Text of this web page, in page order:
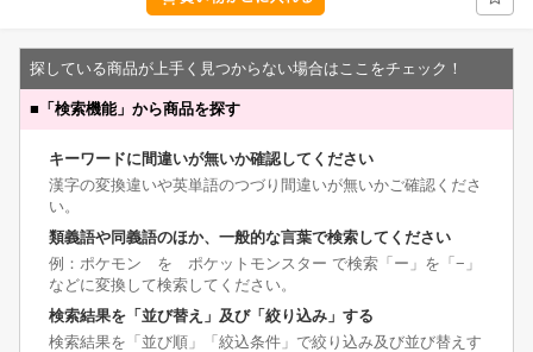
探している商品が上手く見つからない場合はここをチェック！
■ 「検索機能」から商品を探す
キーワードに間違いが無いか確認してください
漢字の変換違いや英単語のつづり間違いが無いかご確認くださ
い。
類義語や同義語のほか、一般的な言葉で検索してください
例：ポケモン を ポケットモンスター で検索「ー」を「−」
などに変換して検索してください。
検索結果を「並び替え」及び「絞り込み」する
検索結果を「並び順」「絞込条件」で絞り込み及び並び替えす